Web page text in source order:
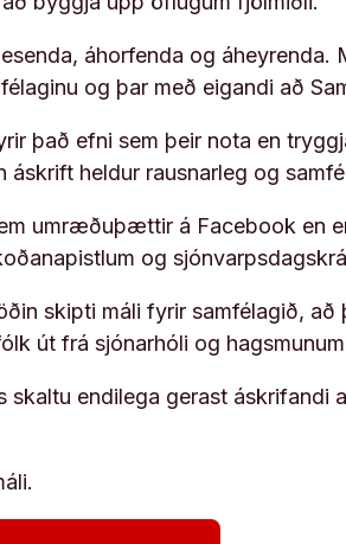
áhorfenda og
og þar með eigandi að
það efni sem þeir nota en
áskrift heldur rausnarleg og
umræðuþættir á Facebook en
og
skipti máli fyrir samfélagið,
út frá sjónarhóli og
skaltu endilega gerast áskrifandi